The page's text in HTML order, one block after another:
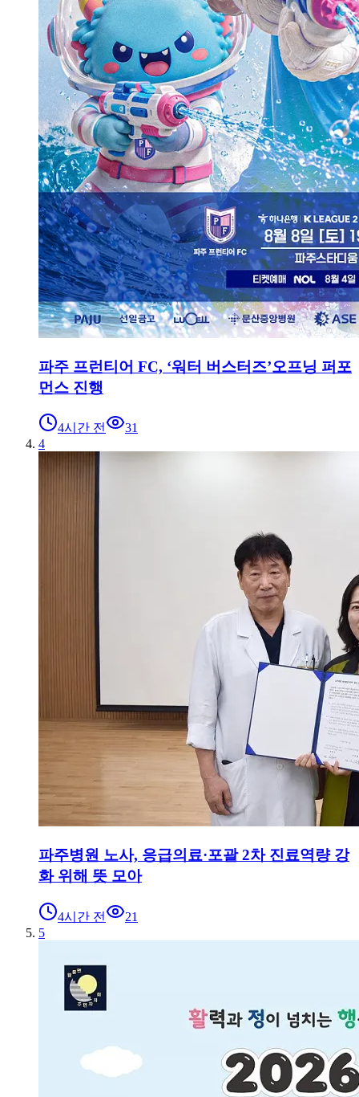
파주 프런티어 FC, ‘워터 버스터즈’오프닝 퍼포
먼스 진행
4시간 전
31
4
파주병원 노사, 응급의료·포괄 2차 진료역량 강
화 위해 뜻 모아
4시간 전
21
5